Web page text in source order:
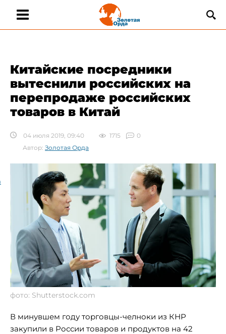
Китайские посредники
вытеснили российских на
перепродаже российских
товаров в Китай
04 июля 2019, 09:40 1715
0
Автор: Золотая Орда
фото: Shutterstock.com
В минувшем году торговцы-челноки из КНР
закупили в России товаров и продуктов на 42